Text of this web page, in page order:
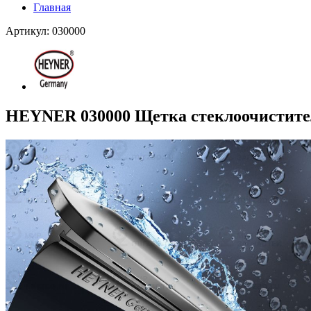
Главная
Артикул: 030000
HEYNER 030000 Щетка